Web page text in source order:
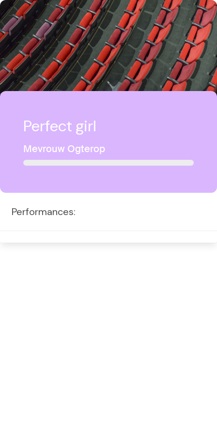
Perfect girl
Mevrouw Ogterop
Performances: